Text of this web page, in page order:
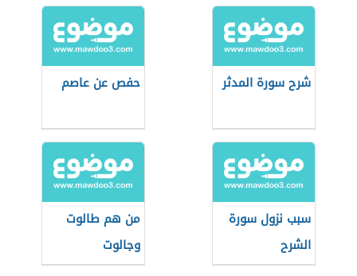
شرح سورة المدثر حفص عن عاصم
سبب نزول سورة
الشرح
من هم طالوت
وجالوت